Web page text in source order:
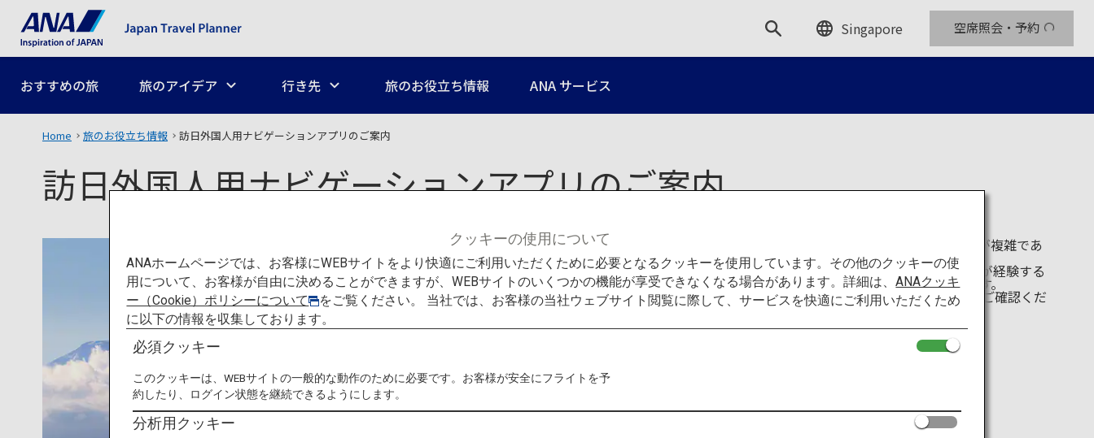
Singapore 空席照会・予約
おすすめの旅 旅のアイデア 行き先 旅のお役立ち情報 ANA サービス
Home 旅のお役立ち情報 訪日外国人用ナビゲーションアプリのご案内
訪日外国人用ナビゲーションアプリのご案内
日本にはぜひ訪れたい魅力的な場所がたくさんあります。しかし交通網が複雑であ
るため、目的地までの交通手段がわかりづらい場合がよくあります。
「Japan Travel by NAVITIME」は、そのような海外からの旅行者の多くが経験する
問題を解決し、日本国内を快適に移動できるようサポートするアプリです。
詳しくは（英語ページ） Japan Travel by NAVITIME のウェブサイトをご確認くだ
さい。
クッキーの使用について
ANAホームページでは、お客様にWEBサイトをより快適にご利用いただくために必要となるクッキーを使用しています。その他のクッキーの使
用について、お客様が自由に決めることができますが、WEBサイトのいくつかの機能が享受できなくなる場合があります。詳細は、ANAクッキ
ー（Cookie）ポリシーについて
をご覧ください。 当社では、お客様の当社ウェブサイト閲覧に際して、サービスを快適にご利用いただくため
に以下の情報を収集しております。
必須クッキー
このクッキーは、WEBサイトの一般的な動作のために必要です。お客様が安全にフライトを予
約したり、ログイン状態を継続できるようにします。
分析用クッキー